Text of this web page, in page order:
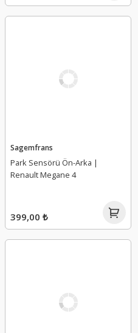
Sagemfrans
Park Sensörü Ön-Arka |
Renault Megane 4
399,00 ₺